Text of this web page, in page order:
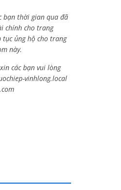
bạn thời gian qua đã
chính cho trang
tục ủng hộ cho trang
này.
các bạn vui lòng
vinhlong.local